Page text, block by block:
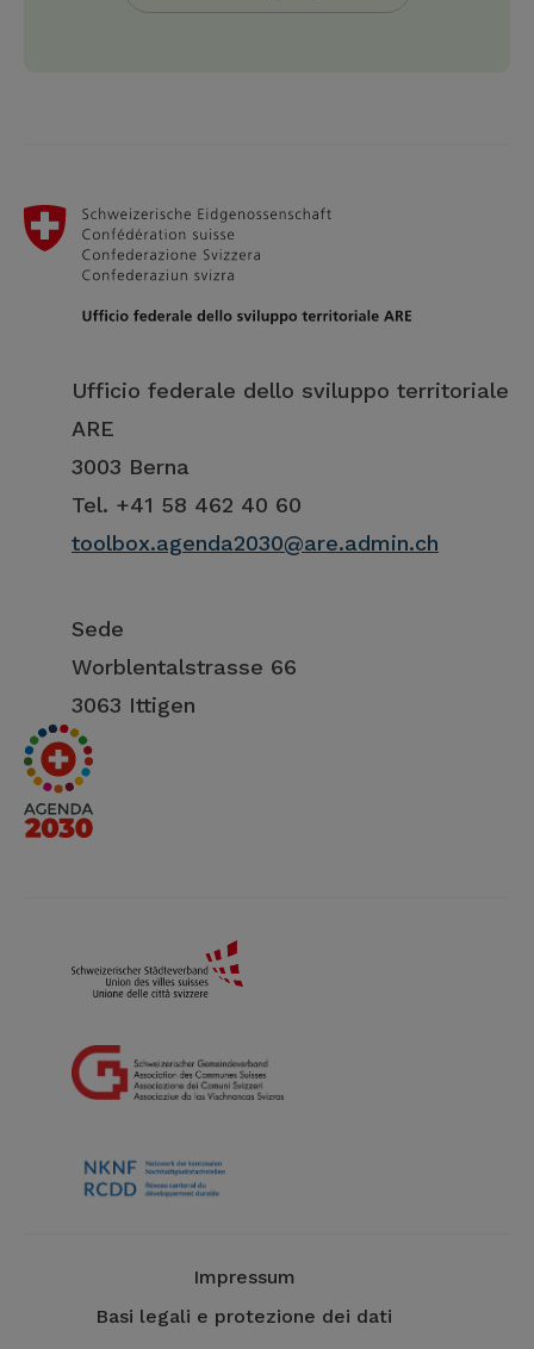
Ufficio federale dello sviluppo territoriale
ARE
3003 Berna
Tel. +41 58 462 40 60
toolbox.agenda2030@are.admin.ch
Sede
Worblentalstrasse 66
3063 Ittigen
Impressum
Basi legali e protezione dei dati